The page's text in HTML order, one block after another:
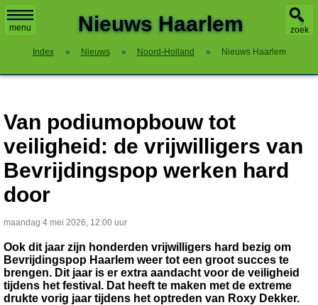
menu zoek
Nieuws Haarlem
Index » Nieuws » Noord-Holland » Nieuws Haarlem
Van podiumopbouw tot
veiligheid: de vrijwilligers van
Bevrijdingspop werken hard
door
maandag 4 mei 2026, 12:00 uur
Ook dit jaar zijn honderden vrijwilligers hard bezig om
Bevrijdingspop Haarlem weer tot een groot succes te
brengen. Dit jaar is er extra aandacht voor de veiligheid
tijdens het festival. Dat heeft te maken met de extreme
drukte vorig jaar tijdens het optreden van Roxy Dekker.